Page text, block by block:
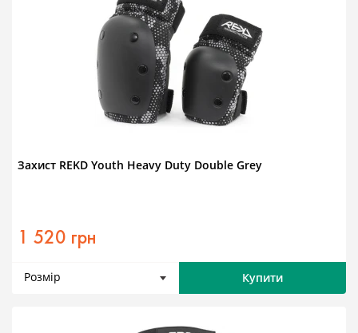
Захист REKD Youth Heavy Duty Double Grey
1 520 грн
Розмір Купити